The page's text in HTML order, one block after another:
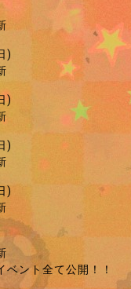
)
)
)
)
ント全て公開！！